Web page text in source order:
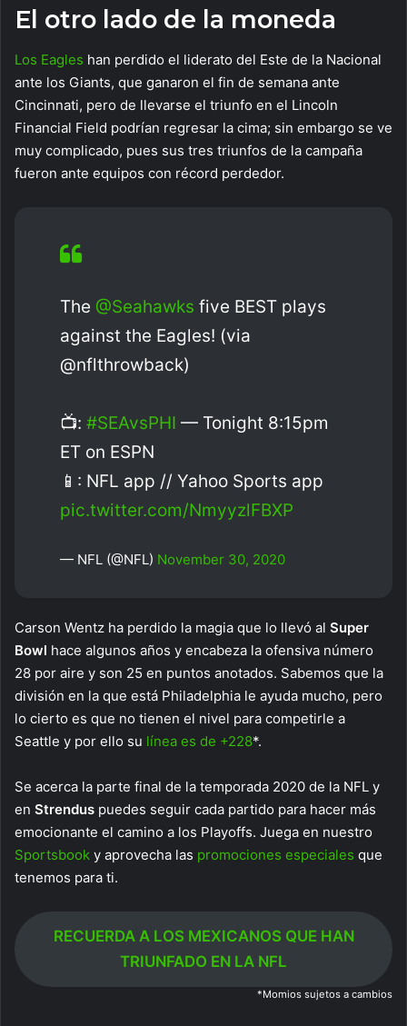
El otro lado de la moneda
Los Eagles han perdido el liderato del Este de la Nacional
ante los Giants, que ganaron el fin de semana ante
Cincinnati, pero de llevarse el triunfo en el Lincoln
Financial Field podrían regresar la cima; sin embargo se ve
muy complicado, pues sus tres triunfos de la campaña
fueron ante equipos con récord perdedor.
The @Seahawks five BEST plays
against the Eagles! (via
@nflthrowback)
📺: #SEAvsPHI — Tonight 8:15pm
ET on ESPN⁣
📱: NFL app // Yahoo Sports app
pic.twitter.com/NmyyzlFBXP
— NFL (@NFL) November 30, 2020
Carson Wentz ha perdido la magia que lo llevó al Super
Bowl hace algunos años y encabeza la ofensiva número
28 por aire y son 25 en puntos anotados. Sabemos que la
división en la que está Philadelphia le ayuda mucho, pero
lo cierto es que no tienen el nivel para competirle a
Seattle y por ello su línea es de +228*.
Se acerca la parte final de la temporada 2020 de la NFL y
en Strendus puedes seguir cada partido para hacer más
emocionante el camino a los Playoffs. Juega en nuestro
Sportsbook y aprovecha las promociones especiales que
tenemos para ti.
RECUERDA A LOS MEXICANOS QUE HAN
TRIUNFADO EN LA NFL
*Momios sujetos a cambios